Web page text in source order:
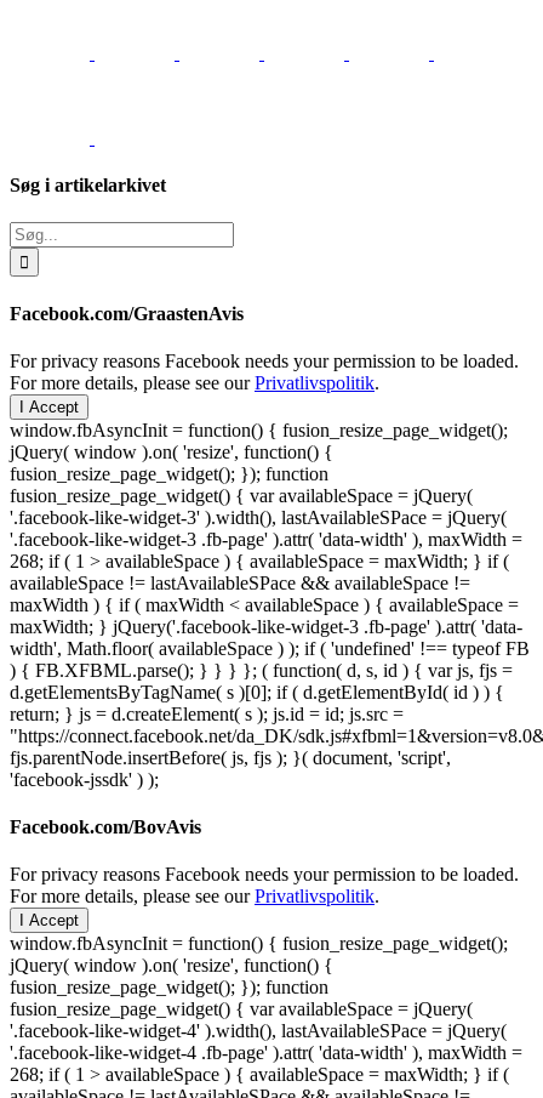
Søg i artikelarkivet
Søg
efter:
Facebook.com/GraastenAvis
For privacy reasons Facebook needs your permission to be loaded.
For more details, please see ourPrivatlivspolitik.
I Accept
window.fbAsyncInit = function() { fusion_resize_page_widget();
jQuery( window ).on( 'resize', function() {
fusion_resize_page_widget(); }); function
fusion_resize_page_widget() { var availableSpace = jQuery(
'.facebook-like-widget-3' ).width(), lastAvailableSPace = jQuery(
'.facebook-like-widget-3 .fb-page' ).attr( 'data-width' ), maxWidth =
268; if ( 1 > availableSpace ) { availableSpace = maxWidth; } if (
availableSpace != lastAvailableSPace && availableSpace !=
maxWidth ) { if ( maxWidth < availableSpace ) { availableSpace =
maxWidth; } jQuery('.facebook-like-widget-3 .fb-page' ).attr( 'data-
width', Math.floor( availableSpace ) ); if ( 'undefined' !== typeof FB
) { FB.XFBML.parse(); } } } }; ( function( d, s, id ) { var js, fjs =
d.getElementsByTagName( s )[0]; if ( d.getElementById( id ) ) {
return; } js = d.createElement( s ); js.id = id; js.src =
"https://connect.facebook.net/da_DK/
fjs.parentNode.insertBefore( js, fjs ); }( document, 'script',
'facebook-jssdk' ) );
Facebook.com/BovAvis
For privacy reasons Facebook needs your permission to be loaded.
For more details, please see ourPrivatlivspolitik.
I Accept
window.fbAsyncInit = function() { fusion_resize_page_widget();
jQuery( window ).on( 'resize', function() {
fusion_resize_page_widget(); }); function
fusion_resize_page_widget() { var availableSpace = jQuery(
'.facebook-like-widget-4' ).width(), lastAvailableSPace = jQuery(
'.facebook-like-widget-4 .fb-page' ).attr( 'data-width' ), maxWidth =
268; if ( 1 > availableSpace ) { availableSpace = maxWidth; } if (